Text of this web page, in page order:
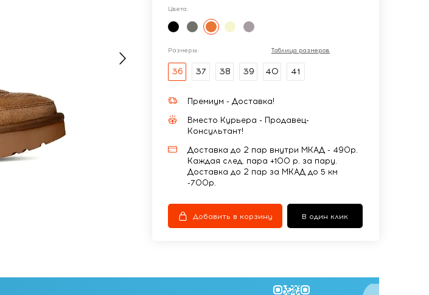
Цвета:
Размеры: Таблица размеров
36 37 38 39 40 41
Премиум - Доставка!
Вместо Курьера - Продавец-
Консультант!
Доставка до 2 пар внутри МКАД - 490р.
Каждая след. пара +100 р. за пару.
Доставка до 2 пар за МКАД до 5 км
-700р.
Добавить в корзину В один клик